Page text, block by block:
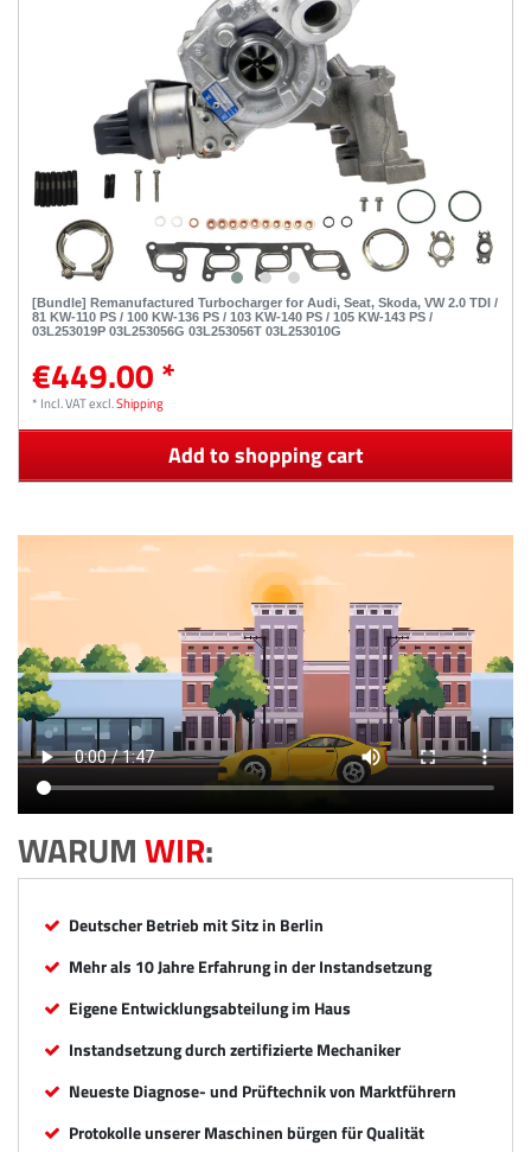
[Bundle] Remanufactured Turbocharger for Audi, Seat, Skoda, VW 2.0 TDI /
81 KW-110 PS / 100 KW-136 PS / 103 KW-140 PS / 105 KW-143 PS /
03L253019P 03L253056G 03L253056T 03L253010G
€449.00 *
* Incl. VATexcl.Shipping
Add to shopping cart
WARUMWIR:
Deutscher Betrieb mit Sitz in Berlin
Mehr als 10 Jahre Erfahrung in der Instandsetzung
Eigene Entwicklungsabteilung im Haus
Instandsetzung durch zertifizierte Mechaniker
Neueste Diagnose- und Prüftechnik von Marktführern
Protokolle unserer Maschinen bürgen für Qualität